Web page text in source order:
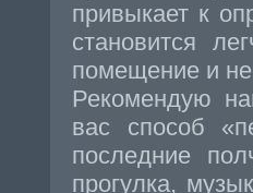
привыкает к
становится
помещение и не
Рекомендую
вас способ
последние
прогулка,